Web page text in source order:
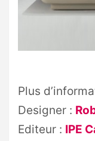
Plus
Designer :
Editeur : IPE